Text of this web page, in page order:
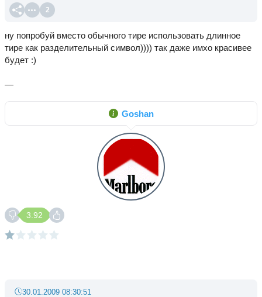
2
ну попробуй вместо обычного тире использовать длинное
тире как разделительный символ)))) так даже имхо красивее
будет :)
—
Goshan
3.92
30.01.2009 08:30:51